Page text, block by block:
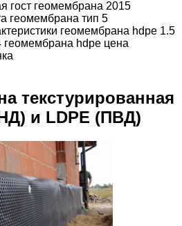
текстурированная
и LDPE (ПВД)